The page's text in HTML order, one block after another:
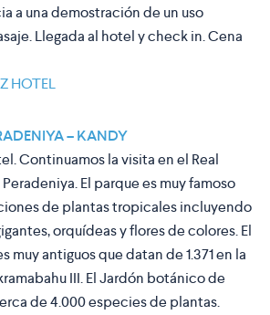
a una demostración de un uso
Llegada al hotel y check in. Cena
HOTEL
– KANDY
Continuamos la visita en el Real
El parque es muy famoso
de plantas tropicales incluyendo
orquídeas y flores de colores. El
muy antiguos que datan de 1.371 en la
III. El Jardón botánico de
de 4.000 especies de plantas.